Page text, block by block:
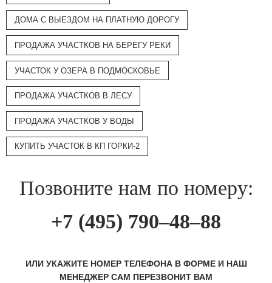
ДОМА С ВЫЕЗДОМ НА ПЛАТНУЮ ДОРОГУ
ПРОДАЖА УЧАСТКОВ НА БЕРЕГУ РЕКИ
УЧАСТОК У ОЗЕРА В ПОДМОСКОВЬЕ
ПРОДАЖА УЧАСТКОВ В ЛЕСУ
ПРОДАЖА УЧАСТКОВ У ВОДЫ
КУПИТЬ УЧАСТОК В КП ГОРКИ-2
Позвоните нам по номеру:
+7 (495) 790–48–88
ИЛИ УКАЖИТЕ НОМЕР ТЕЛЕФОНА В ФОРМЕ И НАШ
МЕНЕДЖЕР САМ ПЕРЕЗВОНИТ ВАМ